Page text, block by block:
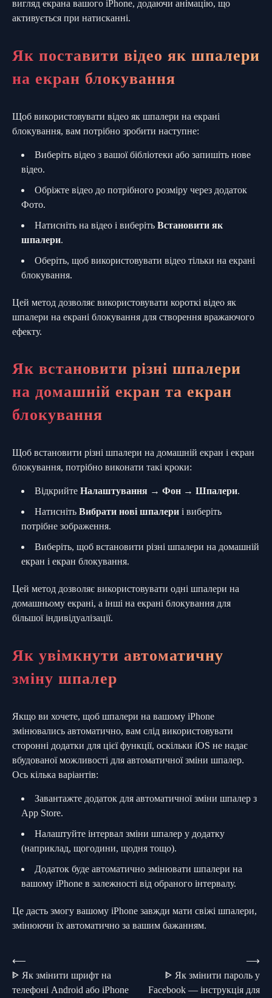
вигляд екрана вашого iPhone, додаючи анімацію, що
активується при натисканні.
Як поставити відео як шпалери
на екран блокування
Щоб використовувати відео як шпалери на екрані
блокування, вам потрібно зробити наступне:
Виберіть відео з вашої бібліотеки або запишіть нове
відео.
Обріжте відео до потрібного розміру через додаток
Фото.
Натисніть на відео і виберіть Встановити як
шпалери.
Оберіть, щоб використовувати відео тільки на екрані
блокування.
Цей метод дозволяє використовувати короткі відео як
шпалери на екрані блокування для створення вражаючого
ефекту.
Як встановити різні шпалери
на домашній екран та екран
блокування
Щоб встановити різні шпалери на домашній екран і екран
блокування, потрібно виконати такі кроки:
Відкрийте Налаштування → Фон → Шпалери.
Натисніть Вибрати нові шпалери і виберіть
потрібне зображення.
Виберіть, щоб встановити різні шпалери на домашній
екран і екран блокування.
Цей метод дозволяє використовувати одні шпалери на
домашньому екрані, а інші на екрані блокування для
більшої індивідуалізації.
Як увімкнути автоматичну
зміну шпалер
Якщо ви хочете, щоб шпалери на вашому iPhone
змінювались автоматично, вам слід використовувати
сторонні додатки для цієї функції, оскільки iOS не надає
вбудованої можливості для автоматичної зміни шпалер.
Ось кілька варіантів:
Завантажте додаток для автоматичної зміни шпалер з
App Store.
Налаштуйте інтервал зміни шпалер у додатку
(наприклад, щогодини, щодня тощо).
Додаток буде автоматично змінювати шпалери на
вашому iPhone в залежності від обраного інтервалу.
Це дасть змогу вашому iPhone завжди мати свіжі шпалери,
змінюючи їх автоматично за вашим бажанням.
Навігація
записів
⟵
ᐈ Як змінити шрифт на
телефоні Android або iPhone
ᐈ Як змінити пароль у
Facebook — інструкція для
⟶